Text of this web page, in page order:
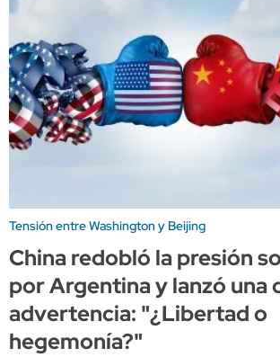
Tensión entre Washington y Beijing
China redobló la presión
por Argentina y lanzó una
advertencia: "¿Libertad o
hegemonía?"